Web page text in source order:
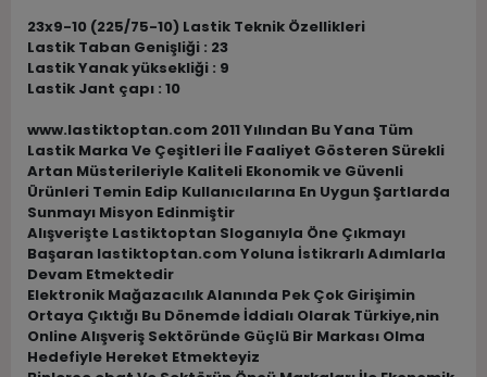
23x9-10 (225/75-10) Lastik Teknik Özellikleri
Lastik Taban Genişliği : 23
Lastik Yanak yüksekliği : 9
Lastik Jant çapı : 10
www.lastiktoptan.com 2011 Yılından Bu Yana Tüm
Lastik Marka Ve Çeşitleri İle Faaliyet Gösteren Sürekli
Artan Müsterileriyle Kaliteli Ekonomik ve Güvenli
Ürünleri Temin Edip Kullanıcılarına En Uygun Şartlarda
Sunmayı Misyon Edinmiştir
Alışverişte Lastiktoptan Sloganıyla Öne Çıkmayı
Başaran lastiktoptan.com Yoluna İstikrarlı Adımlarla
Devam Etmektedir
Elektronik Mağazacılık Alanında Pek Çok Girişimin
Ortaya Çıktığı Bu Dönemde İddialı Olarak Türkiye,nin
Online Alışveriş Sektöründe Güçlü Bir Markası Olma
Hedefiyle Hereket Etmekteyiz